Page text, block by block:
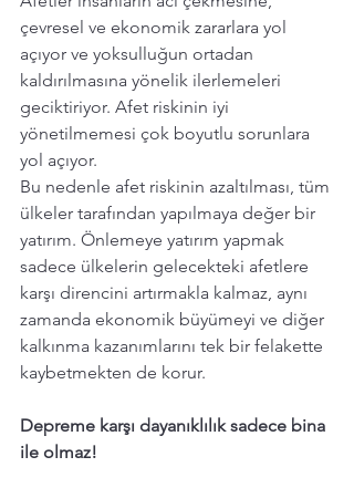
çevresel ve ekonomik zararlara yol
açıyor ve yoksulluğun ortadan
kaldırılmasına yönelik ilerlemeleri
geciktiriyor. Afet riskinin iyi
yönetilmemesi çok boyutlu sorunlara
yol açıyor.
Bu nedenle afet riskinin azaltılması, tüm
ülkeler tarafından yapılmaya değer bir
yatırım. Önlemeye yatırım yapmak
sadece ülkelerin gelecekteki afetlere
karşı direncini artırmakla kalmaz, aynı
zamanda ekonomik büyümeyi ve diğer
kalkınma kazanımlarını tek bir felakette
kaybetmekten de korur.
Depreme karşı dayanıklılık sadece bina
ile olmaz!